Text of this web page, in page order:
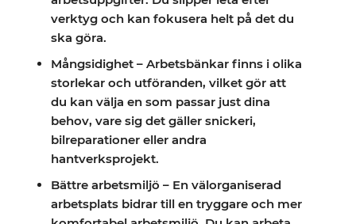
verktyg och kan fokusera helt på det du
ska göra.
Mångsidighet – Arbetsbänkar finns i olika
storlekar och utföranden, vilket gör att
du kan välja en som passar just dina
behov, vare sig det gäller snickeri,
bilreparationer eller andra
hantverksprojekt.
Bättre arbetsmiljö – En välorganiserad
arbetsplats bidrar till en tryggare och mer